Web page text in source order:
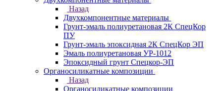
Назад
Двухкомпонентные материалы
Грунт-эмаль полиуретановая 2К СпецКор
ПУ
Грунт-эмаль эпоксидная 2К СпецКор ЭП
Эмаль полиуретановая УР-1012
Эпоксидный грунт Спецкор-ЭП
Органосиликатные композиции
Назад
Органосиликатные композиции